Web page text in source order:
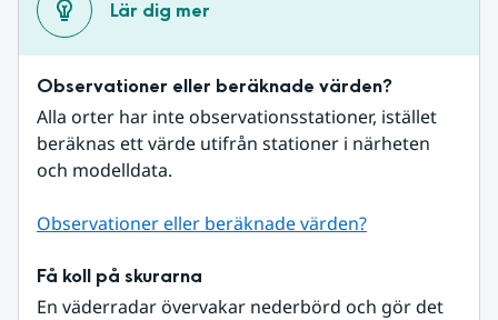
Lär dig mer
Observationer eller beräknade värden?
Alla orter har inte observationsstationer, istället
beräknas ett värde utifrån stationer i närheten
och modelldata.
Observationer eller beräknade värden?
Få koll på skurarna
En väderradar övervakar nederbörd och gör det